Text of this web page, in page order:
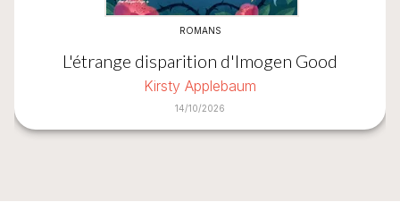
ROMANS
L'étrange disparition d'Imogen Good
Kirsty Applebaum
14/10/2026